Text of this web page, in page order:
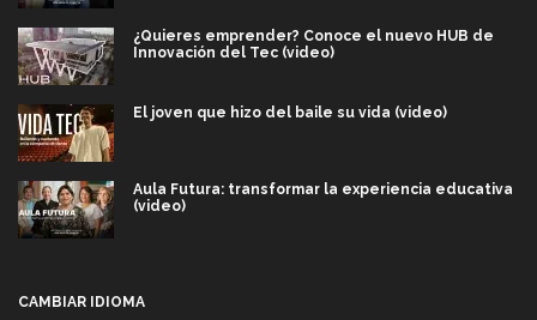
¿Quieres emprender? Conoce el nuevo HUB de
Innovación del Tec (video)
El joven que hizo del baile su vida (video)
Aula Futura: transformar la experiencia educativa
(video)
CAMBIAR IDIOMA